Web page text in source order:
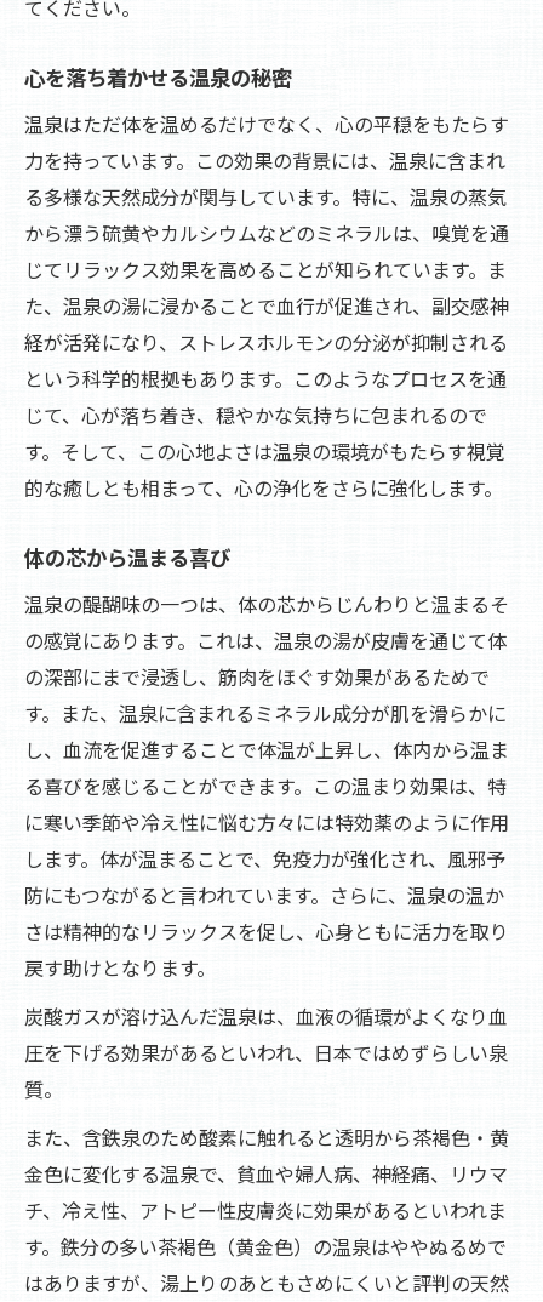
春夏秋冬の温泉の楽しみ方
四季の変化を楽しむ温泉
各季節の風景と温泉の妙
温泉で感じる四季の贅沢
温泉の魅力を堪能する理想的な隠れ家体験
温泉がもたらす隠れ家的魅力
癒しの隠れ家を探る
自分だけの隠れ家体験
温泉で過ごす特別な時間
隠れ家の温泉で心を癒す
温泉でのパーソナルスペース
てください。
心を落ち着かせる温泉の秘密
温泉はただ体を温めるだけでなく、心の平穏をもたらす
力を持っています。この効果の背景には、温泉に含まれ
る多様な天然成分が関与しています。特に、温泉の蒸気
から漂う硫黄やカルシウムなどのミネラルは、嗅覚を通
じてリラックス効果を高めることが知られています。ま
た、温泉の湯に浸かることで血行が促進され、副交感神
経が活発になり、ストレスホルモンの分泌が抑制される
という科学的根拠もあります。このようなプロセスを通
じて、心が落ち着き、穏やかな気持ちに包まれるので
す。そして、この心地よさは温泉の環境がもたらす視覚
的な癒しとも相まって、心の浄化をさらに強化します。
体の芯から温まる喜び
温泉の醍醐味の一つは、体の芯からじんわりと温まるそ
の感覚にあります。これは、温泉の湯が皮膚を通じて体
の深部にまで浸透し、筋肉をほぐす効果があるためで
す。また、温泉に含まれるミネラル成分が肌を滑らかに
し、血流を促進することで体温が上昇し、体内から温ま
る喜びを感じることができます。この温まり効果は、特
に寒い季節や冷え性に悩む方々には特効薬のように作用
します。体が温まることで、免疫力が強化され、風邪予
防にもつながると言われています。さらに、温泉の温か
さは精神的なリラックスを促し、心身ともに活力を取り
戻す助けとなります。
炭酸ガスが溶け込んだ温泉は、血液の循環がよくなり血
圧を下げる効果があるといわれ、日本ではめずらしい泉
質。
また、含鉄泉のため酸素に触れると透明から茶褐色・黄
金色に変化する温泉で、貧血や婦人病、神経痛、リウマ
チ、冷え性、アトピー性皮膚炎に効果があるといわれま
す。鉄分の多い茶褐色（黄金色）の温泉はややぬるめで
はありますが、湯上りのあともさめにくいと評判の天然